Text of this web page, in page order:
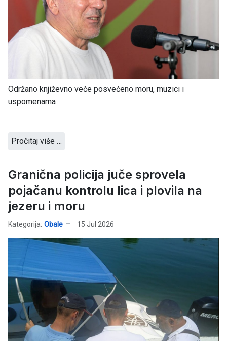
Održano književno veče posvećeno moru, muzici i
uspomenama
Pročitaj više …
Granična policija juče sprovela
pojačanu kontrolu lica i plovila na
jezeru i moru
Kategorija: Obale 15 Jul 2026